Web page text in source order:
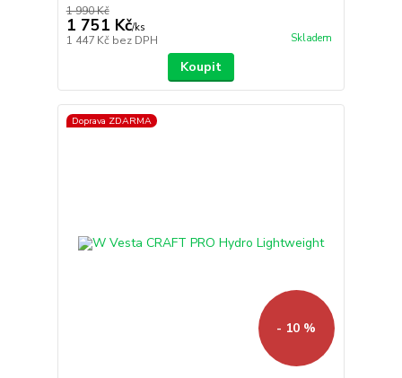
1 990 Kč
1 751 Kč/ks
1 447 Kč bez DPH Skladem
Koupit
Doprava ZDARMA
- 10 %